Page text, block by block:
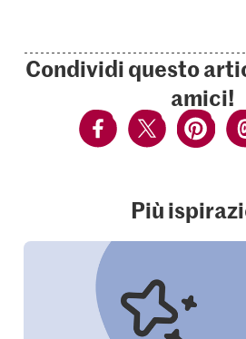
Condividi questo
amici!
Più